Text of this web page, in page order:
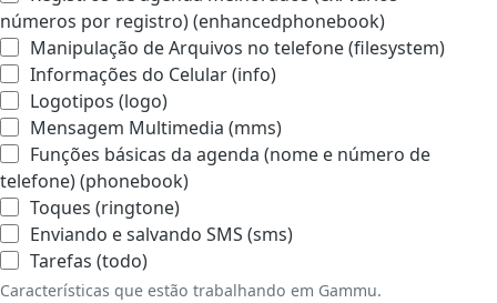
números por registro) (enhancedphonebook)
Manipulação de Arquivos no telefone (filesystem)
Informações do Celular (info)
Logotipos (logo)
Mensagem Multimedia (mms)
Funções básicas da agenda (nome e número de
telefone) (phonebook)
Toques (ringtone)
Enviando e salvando SMS (sms)
Tarefas (todo)
Características que estão trabalhando em Gammu.